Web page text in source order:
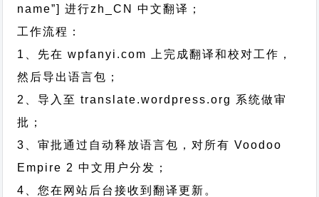
name”]进行zh_CN
中文翻译；
工作流程：
1、先在 wpfanyi.com 上完成翻译和校对工作，
然后导出语言包；
2、导入至 translate.wordpress.org 系统做审
批；
3、审批通过自动释放语言包，对所有 Voodoo
Empire 2 中文用户分发；
4、您在网站后台接收到翻译更新。